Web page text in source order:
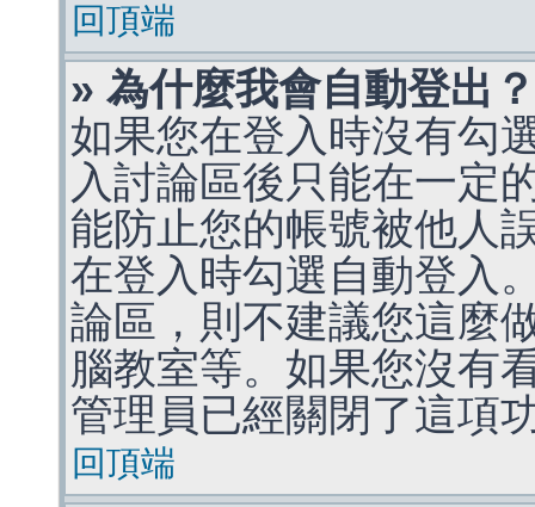
回頂端
» 為什麼我會自動登出？
如果您在登入時沒有勾
入討論區後只能在一定
能防止您的帳號被他人
在登入時勾選自動登入
論區，則不建議您這麼
腦教室等。如果您沒有
管理員已經關閉了這項
回頂端